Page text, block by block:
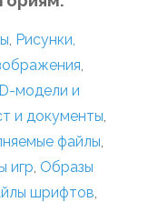
, Рисунки,
,
модели и
и документы,
файлы,
игр, Образы
шрифтов,